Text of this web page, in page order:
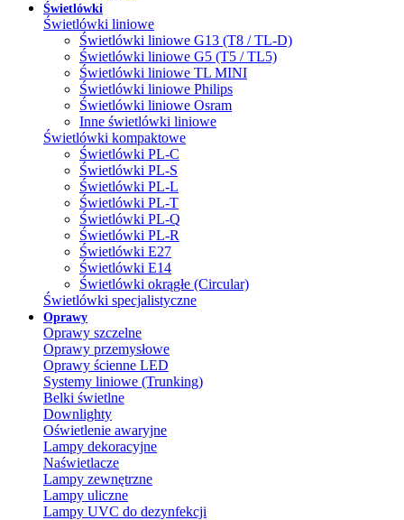
Świetlówki
Świetlówki liniowe
Świetlówki liniowe G13 (T8 / TL-D)
Świetlówki liniowe G5 (T5 / TL5)
Świetlówki liniowe TL MINI
Świetlówki liniowe Philips
Świetlówki liniowe Osram
Inne świetlówki liniowe
Świetlówki kompaktowe
Świetlówki PL-C
Świetlówki PL-S
Świetlówki PL-L
Świetlówki PL-T
Świetlówki PL-Q
Świetlówki PL-R
Świetlówki E27
Świetlówki E14
Świetlówki okrągłe (Circular)
Świetlówki specjalistyczne
Oprawy
Oprawy szczelne
Oprawy przemysłowe
Oprawy ścienne LED
Systemy liniowe (Trunking)
Belki świetlne
Downlighty
Oświetlenie awaryjne
Lampy dekoracyjne
Naświetlacze
Lampy zewnętrzne
Lampy uliczne
Lampy UVC do dezynfekcji